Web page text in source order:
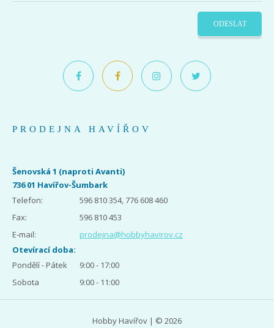
ODESLAT
PRODEJNA HAVÍŘOV
Šenovská 1 (naproti Avanti)
736 01 Havířov-Šumbark
Telefon:
596 810 354, 776 608 460
Fax:
596 810 453
E-mail:
prodejna@hobbyhavirov.cz
Otevírací doba:
Pondělí - Pátek
9:00 - 17:00
Sobota
9:00 - 11:00
Hobby Havířov | © 2026